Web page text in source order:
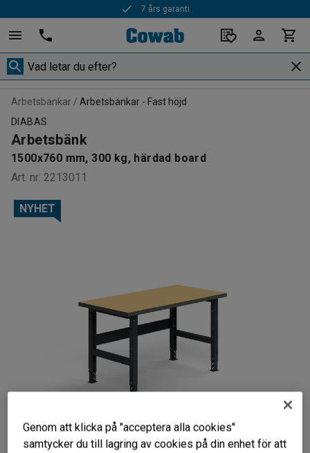
7 års garanti
Snabba leveranser
Arbetsbänkar
Arbetsbänkar - Fast höjd
DIABAS
Arbetsbänk
1500x760 mm, 300 kg, härdad board
Art. nr: 2213011
NYHET
Genom att klicka på "acceptera alla cookies"
samtycker du till lagring av cookies på din enhet för att